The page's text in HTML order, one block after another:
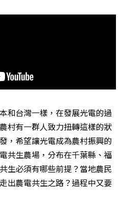
和台灣一樣，在發展光電的過
村有一群人致力扭轉這樣的狀
，希望讓光電成為農村振興的
共生農場，分布在千葉縣、福
生必須有哪些前提？當地農民
出農電共生之路？過程中又要